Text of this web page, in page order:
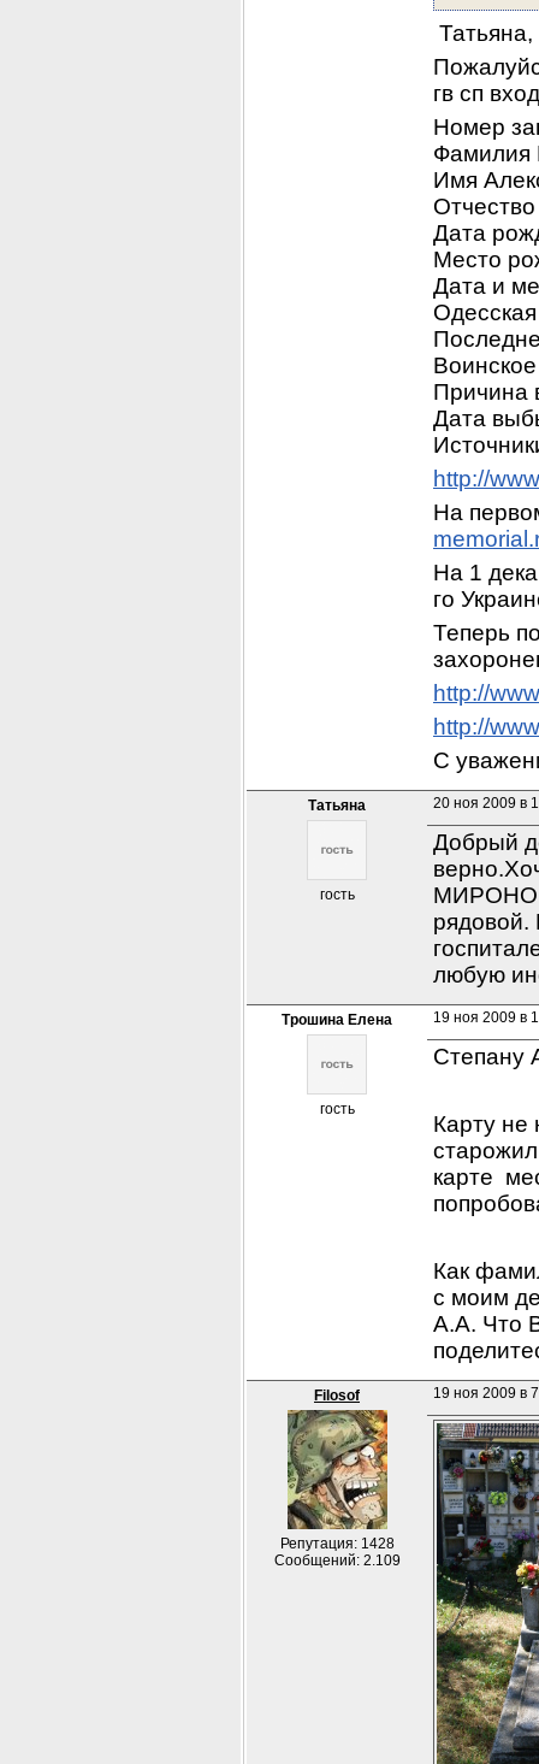
Татьяна,
гв сп
Номер
Фамилия
Имя
Дата
Место
Дата и
Причина
Дата
http://
На
На 1
го
Теперь
http://
http://
С
Татьяна
гость
20 ноя 2009 в
Добрый
любую
Трошина Елена
гость
19 ноя 2009 в
Степану
Карту не
карте
Как
с моим
А.А. Что
Filosof
Репутация: 1428
Сообщений: 2.109
19 ноя 2009 в